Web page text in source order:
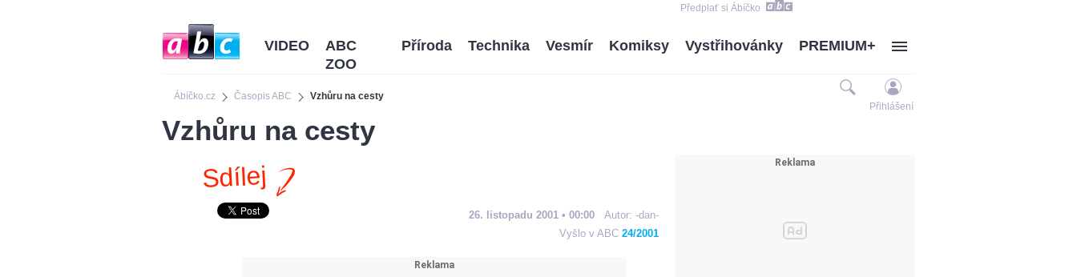
Předplať si Ábíčko
Ábíčko.cz Časopis ABC Vzhůru na cesty
VIDEO
ABC
ZOO
Příroda Technika Vesmír Komiksy Vystřihovánky PREMIUM+
Přihlášení
Vzhůru na cesty
Sdílej
26. listopadu 2001 • 00:00 Autor: -dan-
Vyšlo v ABC 24/2001